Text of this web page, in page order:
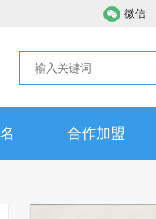
微信
合作加盟